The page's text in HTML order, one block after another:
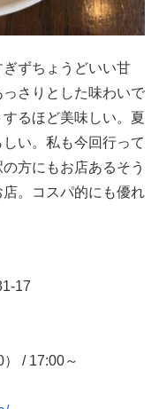
ずちょうどいい甘
さりとした味わいで
るほど美味しい。夏
い。私も今回行って
方にもお店あるそう
。コスパ的にも優れ
17
/ 17:00～